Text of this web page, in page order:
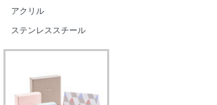
アクリル
ステンレススチール